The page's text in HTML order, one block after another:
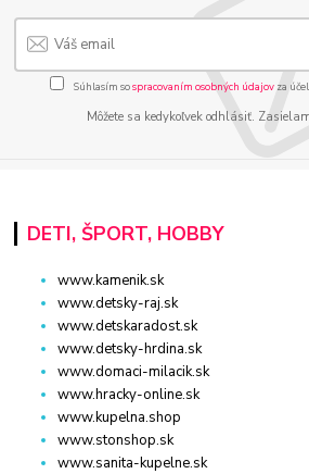
Súhlasím sospracovaním osobných údajov za
Môžete sa kedykoľvek odhlásiť.
DETI, ŠPORT, HOBBY
www.kamenik.sk
www.detsky-raj.sk
www.detskaradost.sk
www.detsky-hrdina.sk
www.domaci-milacik.sk
www.hracky-online.sk
www.kupelna.shop
www.stonshop.sk
www.sanita-kupelne.sk